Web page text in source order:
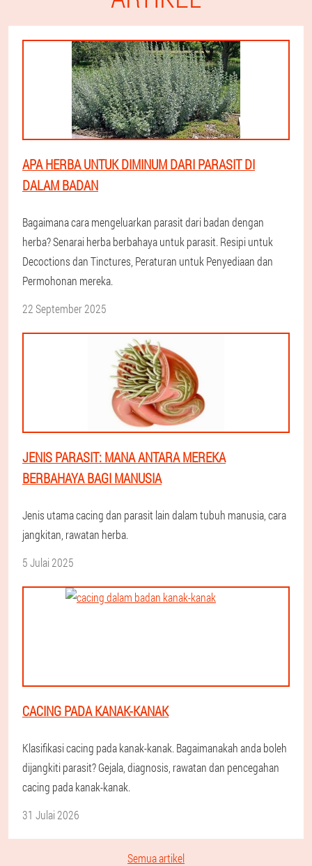
APA HERBA UNTUK DIMINUM DARI PARASIT DI
DALAM BADAN
Bagaimana cara mengeluarkan parasit dari badan dengan
herba? Senarai herba berbahaya untuk parasit. Resipi untuk
Decoctions dan Tinctures, Peraturan untuk Penyediaan dan
Permohonan mereka.
22 September 2025
JENIS PARASIT: MANA ANTARA MEREKA
BERBAHAYA BAGI MANUSIA
Jenis utama cacing dan parasit lain dalam tubuh manusia, cara
jangkitan, rawatan herba.
5 Julai 2025
CACING PADA KANAK-KANAK
Klasifikasi cacing pada kanak-kanak. Bagaimanakah anda boleh
dijangkiti parasit? Gejala, diagnosis, rawatan dan pencegahan
cacing pada kanak-kanak.
31 Julai 2026
Semua artikel